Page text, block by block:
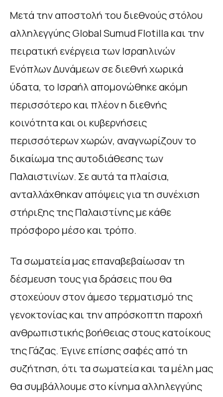
Μετά την αποστολή του διεθνούς στόλου
αλληλεγγύης Global Sumud Flotilla και την
πειρατική ενέργεια των Ισραηλινών
Ενόπλων Δυνάμεων σε διεθνή χωρικά
ύδατα, το Ισραήλ απομονώθηκε ακόμη
περισσότερο και πλέον η διεθνής
κοινότητα και οι κυβερνήσεις
περισσότερων χωρών, αναγνωρίζουν το
δικαίωμα της αυτοδιάθεσης των
Παλαιστινίων. Σε αυτά τα πλαίσια,
ανταλλάχθηκαν απόψεις για τη συνέχιση
στήριξης της Παλαιστίνης με κάθε
πρόσφορο μέσο και τρόπο.
Τα σωματεία μας επαναβεβαίωσαν τη
δέσμευση τους για δράσεις που θα
στοχεύουν στον άμεσο τερματισμό της
γενοκτονίας και την απρόσκοπτη παροχή
ανθρωπιστικής βοήθειας στους κατοίκους
της Γάζας. Έγινε επίσης σαφές από τη
συζήτηση, ότι τα σωματεία και τα μέλη μας
θα συμβάλλουμε στο κίνημα αλληλεγγύης